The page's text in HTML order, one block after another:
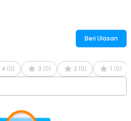
Beri Ulasan
4 (0) 3 (0) 2 (0) 1 (0)